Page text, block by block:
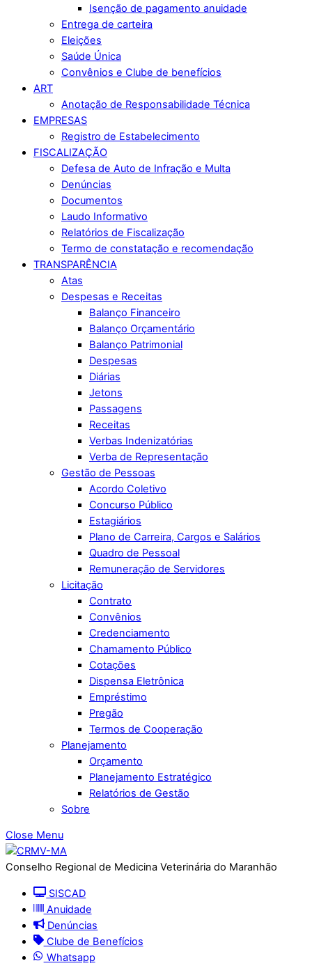
Isenção de pagamento anuidade
Entrega de carteira
Eleições
Saúde Única
Convênios e Clube de benefícios
ART
Anotação de Responsabilidade Técnica
EMPRESAS
Registro de Estabelecimento
FISCALIZAÇÃO
Defesa de Auto de Infração e Multa
Denúncias
Documentos
Laudo Informativo
Relatórios de Fiscalização
Termo de constatação e recomendação
TRANSPARÊNCIA
Atas
Despesas e Receitas
Balanço Financeiro
Balanço Orçamentário
Balanço Patrimonial
Despesas
Diárias
Jetons
Passagens
Receitas
Verbas Indenizatórias
Verba de Representação
Gestão de Pessoas
Acordo Coletivo
Concurso Público
Estagiários
Plano de Carreira, Cargos e Salários
Quadro de Pessoal
Remuneração de Servidores
Licitação
Contrato
Convênios
Credenciamento
Chamamento Público
Cotações
Dispensa Eletrônica
Empréstimo
Pregão
Termos de Cooperação
Planejamento
Orçamento
Planejamento Estratégico
Relatórios de Gestão
Sobre
Close Menu
Conselho Regional de Medicina Veterinária do Maranhão
SISCAD
Anuidade
Denúncias
Clube de Benefícios
Whatsapp